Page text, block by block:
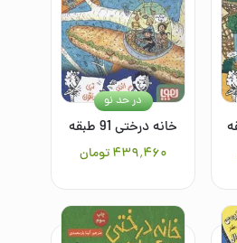
خانه درختی 91 طبقه
۴۳۹٬۴۶۰تومان
در حد نو